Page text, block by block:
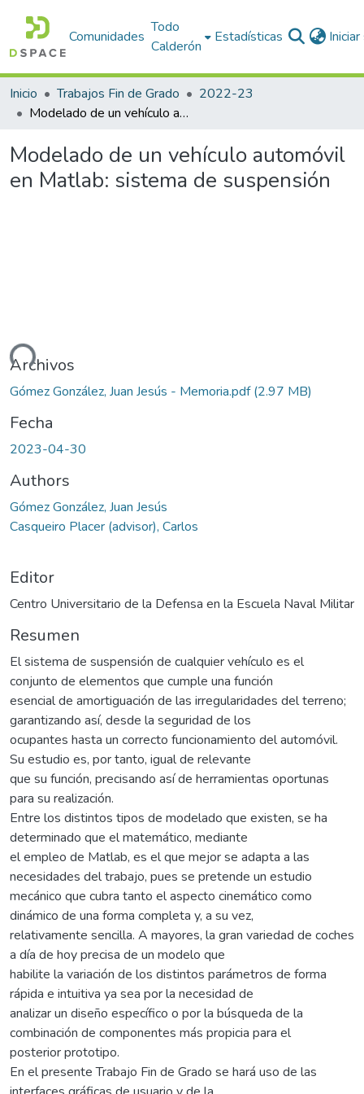
Comunidades
Todo
Calderón
Estadísticas
Inicio Trabajos Fin de Grado
2022-23
Modelado de un vehículo automóvil en Matlab: sistema de suspensión
Modelado de un vehículo automóvil
en Matlab: sistema de suspensión
Archivos
Gómez González, Juan Jesús - Memoria.pdf(2.97 MB)
Fecha
2023-04-30
Authors
Gómez González, Juan Jesús
Casqueiro Placer (advisor), Carlos
Editor
Centro Universitario de la Defensa en la Escuela Naval Militar
Resumen
El sistema de suspensión de cualquier vehículo es el
conjunto de elementos que cumple una función
esencial de amortiguación de las irregularidades del terreno;
garantizando así, desde la seguridad de los
ocupantes hasta un correcto funcionamiento del automóvil.
Su estudio es, por tanto, igual de relevante
que su función, precisando así de herramientas oportunas
para su realización.
Entre los distintos tipos de modelado que existen, se ha
determinado que el matemático, mediante
el empleo de Matlab, es el que mejor se adapta a las
necesidades del trabajo, pues se pretende un estudio
mecánico que cubra tanto el aspecto cinemático como
dinámico de una forma completa y, a su vez,
relativamente sencilla. A mayores, la gran variedad de coches
a día de hoy precisa de un modelo que
habilite la variación de los distintos parámetros de forma
rápida e intuitiva ya sea por la necesidad de
analizar un diseño específico o por la búsqueda de la
combinación de componentes más propicia para el
posterior prototipo.
En el presente Trabajo Fin de Grado se hará uso de las